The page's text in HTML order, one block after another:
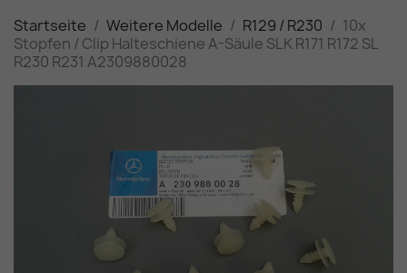
Startseite Weitere Modelle R129 / R230
10x
Stopfen / Clip Halteschiene A-Säule SLK R171 R172 SL
R230 R231 A2309880028